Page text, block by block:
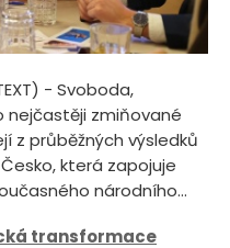
- Svoboda,
nejčastěji zmiňované
z průběžných výsledků
která zapojuje
národního...
transformace